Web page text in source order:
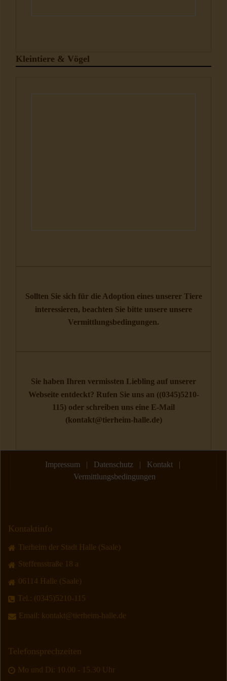
Kleintiere & Vögel
Sollten Sie sich für die Adoption eines unserer Tiere
interessieren, beachten Sie bitte unsere unsere
Vermittlungsbedingungen.
Sie haben Ihren vermissten Liebling auf unserer
Webseite entdeckt? Rufen Sie uns an ((0345)5210-
115) oder schreiben uns eine E-Mail
(kontakt@tierheim-halle.de)
Impressum | Datenschutz| Kontakt|
Vermittlungsbedingungen
Kontaktinfo
Tierheim der Stadt Halle (Saale)
Steffensstraße 18 a
06114 Halle (Saale)
Tel.: (0345)5210-115
Email: kontakt@tierheim-halle.de
Telefonsprechzeiten
Mo und Di: 10.00 - 15.30 Uhr